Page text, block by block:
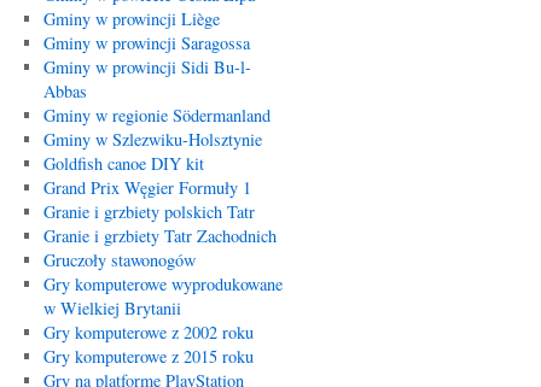
Gminy w prowincji Liège
Gminy w prowincji Saragossa
Gminy w prowincji Sidi Bu-l-
Abbas
Gminy w regionie Södermanland
Gminy w Szlezwiku-Holsztynie
Goldfish canoe DIY kit
Grand Prix Węgier Formuły 1
Granie i grzbiety polskich Tatr
Granie i grzbiety Tatr Zachodnich
Gruczoły stawonogów
Gry komputerowe wyprodukowane
w Wielkiej Brytanii
Gry komputerowe z 2002 roku
Gry komputerowe z 2015 roku
Gry na platformę PlayStation